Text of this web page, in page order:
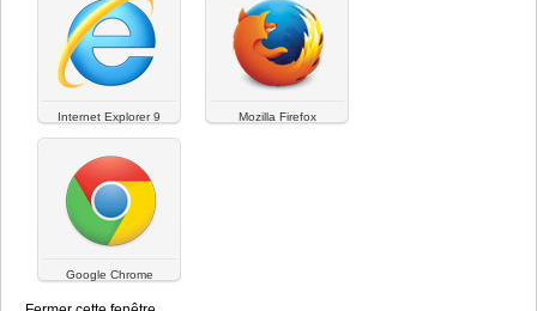
Dénomination:
Boîte de 10 ou 30 gélules
Internet Explorer 9 Mozilla Firefox
Google Chrome